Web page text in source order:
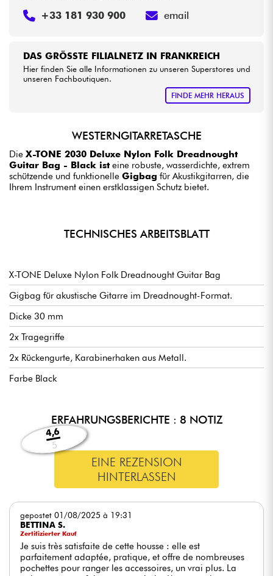
DAS GRÖSSTE FILIALNETZ IN FRANKREICH
Hier finden Sie alle Informationen zu unseren Superstores und
unseren Fachboutiquen.
FINDE MEHR HERAUS
+33 181 930 900 email
WESTERNGITARRETASCHE
Die X-TONE 2030 Deluxe Nylon Folk Dreadnought
Guitar Bag - Black ist eine robuste, wasserdichte, extrem
schützende und funktionelle Gigbag für Akustikgitarren, die
Ihrem Instrument einen erstklassigen Schutz bietet.
TECHNISCHES ARBEITSBLATT
X-TONE Deluxe Nylon Folk Dreadnought Guitar Bag
Gigbag für akustische Gitarre im Dreadnought-Format.
Dicke 30 mm
2x Tragegriffe
2x Rückengurte, Karabinerhaken aus Metall.
Farbe Black
ERFAHRUNGSBERICHTE : 8 NOTIZ
4,6
5
EINE REZENSION
HINTERLASSEN
gepostet 01/08/2025 à 19:31
BETTINA S.
Zertifizierter Kauf
Je suis très satisfaite de cette housse : elle est
parfaitement adaptée, pratique, et offre de nombreuses
pochettes pour ranger les accessoires, un vrai plus. La